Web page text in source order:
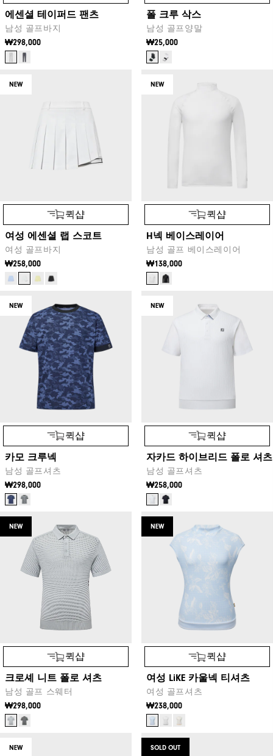
에센셜 테이퍼드 팬츠
남성 골프바지
₩298,000
폴 크루 삭스
남성 골프양말
₩25,000
NEW
퀵샵
여성 에센셜 랩 스코트
여성 골프바지
₩258,000
NEW
퀵샵
H넥 베이스레이어
남성 골프 베이스레이어
₩138,000
NEW
퀵샵
카모 크루넥
남성 골프셔츠
₩298,000
NEW
퀵샵
자카드 하이브리드 폴로 셔츠
남성 골프셔츠
₩258,000
NEW
퀵샵
크로셰 니트 폴로 셔츠
남성 골프 스웨터
₩298,000
NEW
퀵샵
여성 LiKE 카울넥 티셔츠
여성 골프셔츠
₩238,000
NEW SOLD OUT